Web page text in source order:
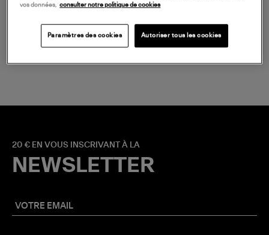
LIVRAISON GRATUITE
20 € EN VOUS INSCRIVANT À LA
NEWSLETTER
vos données,
consulter notre politique de cookies
Paramètres des cookies Autoriser tous les cookies